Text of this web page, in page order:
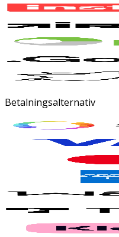
Betalningsalternativ